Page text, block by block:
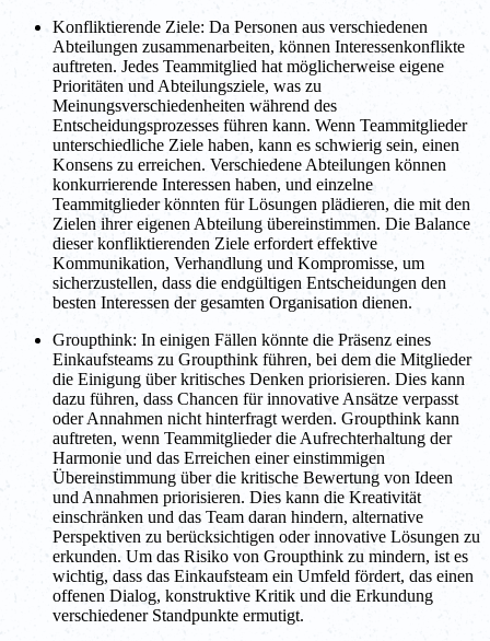
Konfliktierende Ziele: Da Personen aus verschiedenen
Abteilungen zusammenarbeiten, können Interessenkonflikte
auftreten. Jedes Teammitglied hat möglicherweise eigene
Prioritäten und Abteilungsziele, was zu
Meinungsverschiedenheiten während des
Entscheidungsprozesses führen kann. Wenn Teammitglieder
unterschiedliche Ziele haben, kann es schwierig sein, einen
Konsens zu erreichen. Verschiedene Abteilungen können
konkurrierende Interessen haben, und einzelne
Teammitglieder könnten für Lösungen plädieren, die mit den
Zielen ihrer eigenen Abteilung übereinstimmen. Die Balance
dieser konfliktierenden Ziele erfordert effektive
Kommunikation, Verhandlung und Kompromisse, um
sicherzustellen, dass die endgültigen Entscheidungen den
besten Interessen der gesamten Organisation dienen.
Groupthink: In einigen Fällen könnte die Präsenz eines
Einkaufsteams zu Groupthink führen, bei dem die Mitglieder
die Einigung über kritisches Denken priorisieren. Dies kann
dazu führen, dass Chancen für innovative Ansätze verpasst
oder Annahmen nicht hinterfragt werden. Groupthink kann
auftreten, wenn Teammitglieder die Aufrechterhaltung der
Harmonie und das Erreichen einer einstimmigen
Übereinstimmung über die kritische Bewertung von Ideen
und Annahmen priorisieren. Dies kann die Kreativität
einschränken und das Team daran hindern, alternative
Perspektiven zu berücksichtigen oder innovative Lösungen zu
erkunden. Um das Risiko von Groupthink zu mindern, ist es
wichtig, dass das Einkaufsteam ein Umfeld fördert, das einen
offenen Dialog, konstruktive Kritik und die Erkundung
verschiedener Standpunkte ermutigt.